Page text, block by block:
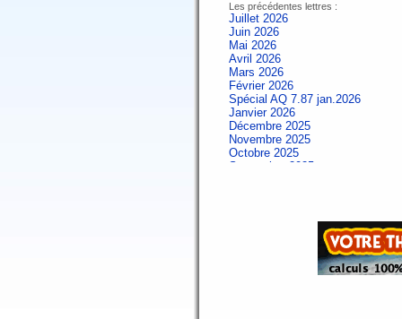
Les précédentes lettres :
Juillet 2026
Juin 2026
Mai 2026
Avril 2026
Mars 2026
Février 2026
Spécial AQ 7.87 jan.2026
Janvier 2026
Décembre 2025
Novembre 2025
Octobre 2025
Septembre 2025
Spécial AQ 7.84 jan.2025